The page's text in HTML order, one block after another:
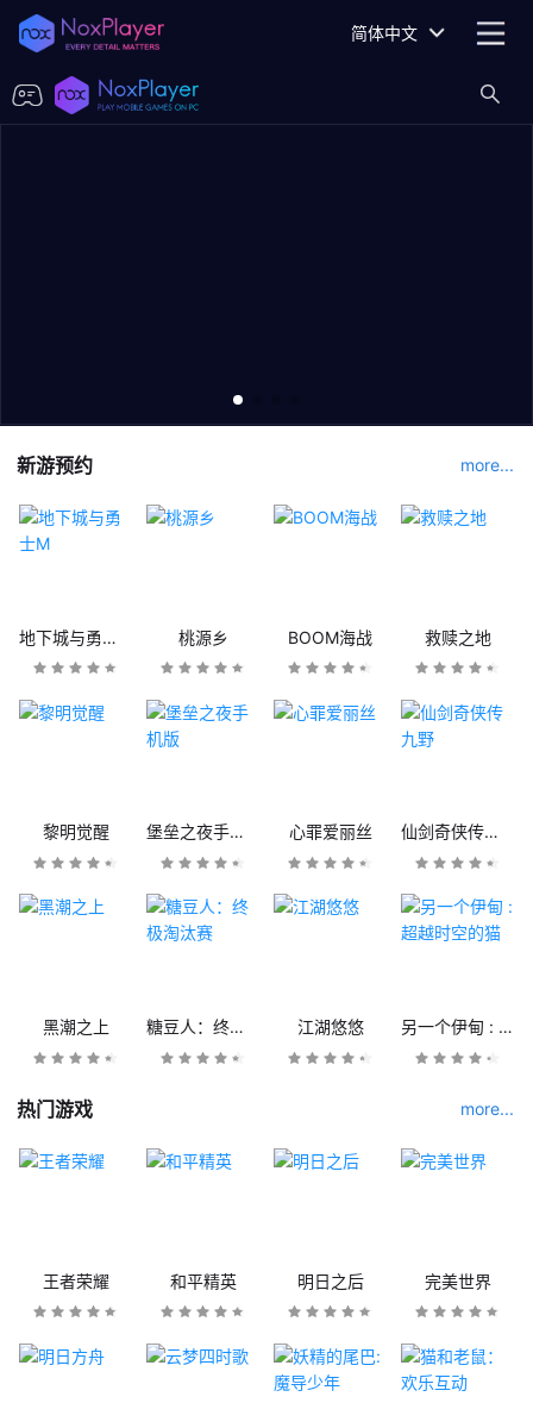
简体中文
新游预约 more...
地下城与勇士M 桃源乡 BOOM海战 救赎之地
黎明觉醒 堡垒之夜手机版 心罪爱丽丝 仙剑奇侠传九野
黑潮之上 糖豆人：终极淘汰赛 江湖悠悠 另一个伊甸 : 超越时空的猫
热门游戏 more...
王者荣耀 和平精英 明日之后 完美世界